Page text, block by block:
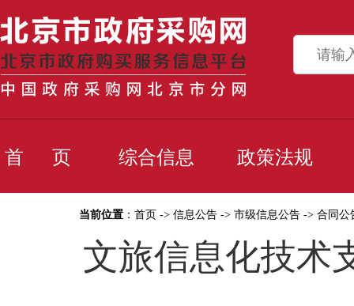
首 页 综合信息 政策法规
当前位置 ： 首页 -> 信息公告 -> 市级信息公告 -> 合同公
文旅信息化技术